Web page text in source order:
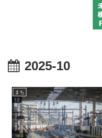
2025-10
まち